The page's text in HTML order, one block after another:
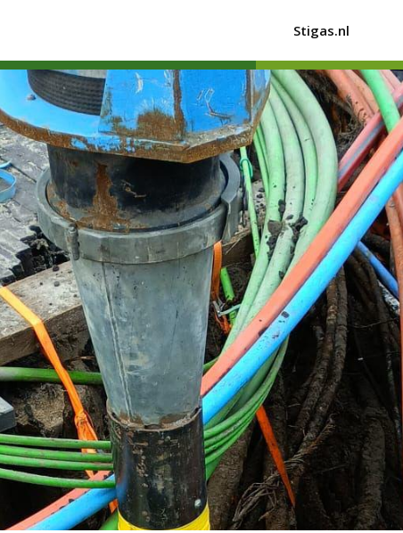
Stigas.nl